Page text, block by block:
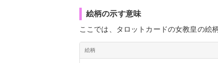
絵柄の示す意味
ここでは、タロットカードの女教皇の絵
絵柄